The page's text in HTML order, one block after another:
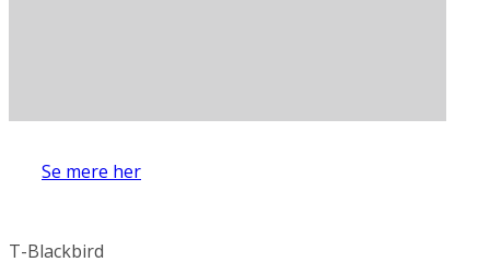
Se mere her
T-Blackbird